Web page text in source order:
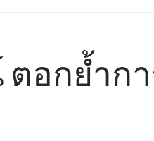
อกย้ำกา